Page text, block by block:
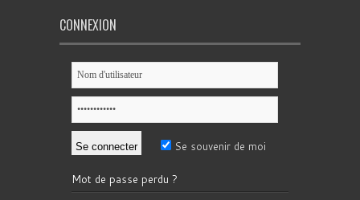
CONNEXION
Se souvenir de moi
Mot de passe perdu ?